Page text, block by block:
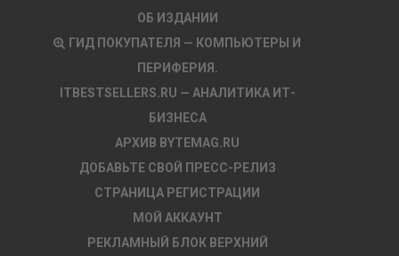
ОБ ИЗДАНИИ
ГИД ПОКУПАТЕЛЯ — КОМПЬЮТЕРЫ И
ПЕРИФЕРИЯ.
ITBESTSELLERS.RU — АНАЛИТИКА ИТ-
БИЗНЕСА
АРХИВ BYTEMAG.RU
ДОБАВЬТЕ СВОЙ ПРЕСС-РЕЛИЗ
СТРАНИЦА РЕГИСТРАЦИИ
МОЙ АККАУНТ
РЕКЛАМНЫЙ БЛОК ВЕРХНИЙ